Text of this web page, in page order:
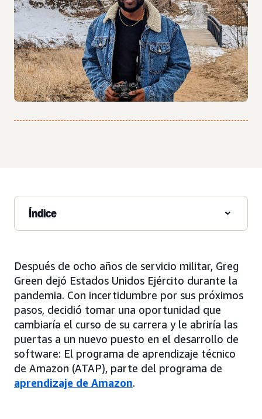
Índice
Después de ocho años de servicio militar, Greg
Green dejó Estados Unidos Ejército durante la
pandemia. Con incertidumbre por sus próximos
pasos, decidió tomar una oportunidad que
cambiaría el curso de su carrera y le abriría las
puertas a un nuevo puesto en el desarrollo de
software: El programa de aprendizaje técnico
de Amazon (ATAP), parte del programa de
aprendizaje de Amazon.